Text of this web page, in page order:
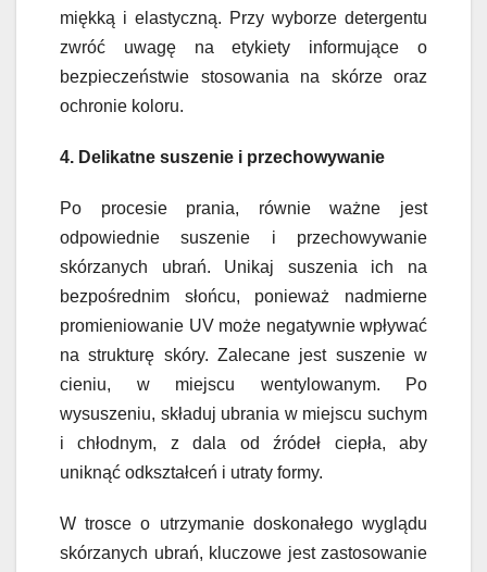
miękką i elastyczną. Przy wyborze detergentu
zwróć uwagę na etykiety informujące o
bezpieczeństwie stosowania na skórze oraz
ochronie koloru.
4. Delikatne suszenie i przechowywanie
Po procesie prania, równie ważne jest
odpowiednie suszenie i przechowywanie
skórzanych ubrań. Unikaj suszenia ich na
bezpośrednim słońcu, ponieważ nadmierne
promieniowanie UV może negatywnie wpływać
na strukturę skóry. Zalecane jest suszenie w
cieniu, w miejscu wentylowanym. Po
wysuszeniu, składuj ubrania w miejscu suchym
i chłodnym, z dala od źródeł ciepła, aby
uniknąć odkształceń i utraty formy.
W trosce o utrzymanie doskonałego wyglądu
skórzanych ubrań, kluczowe jest zastosowanie